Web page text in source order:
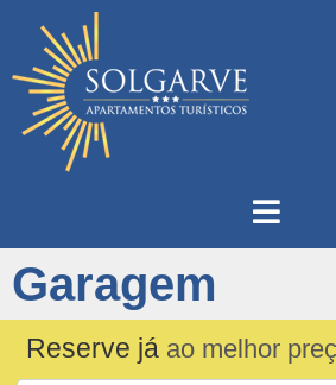
Garagem
Reserve já ao melhor